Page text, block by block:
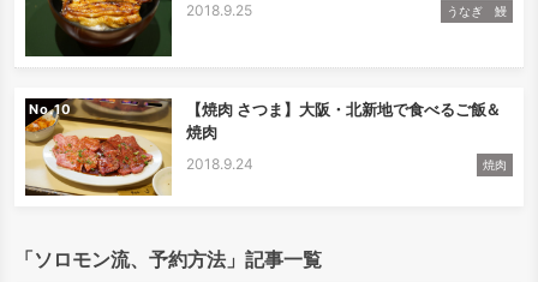
2018.9.25 うなぎ 鰻
No.
【焼肉 さつま】大阪・北新地で食べるご飯＆
焼肉
2018.9.24 焼肉
「ソロモン流、予約方法」記事一覧